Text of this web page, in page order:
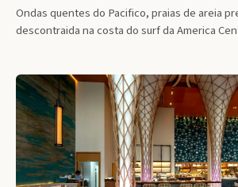
Ondas quentes do Pacifico, praias de areia
descontraida na costa do surf da America